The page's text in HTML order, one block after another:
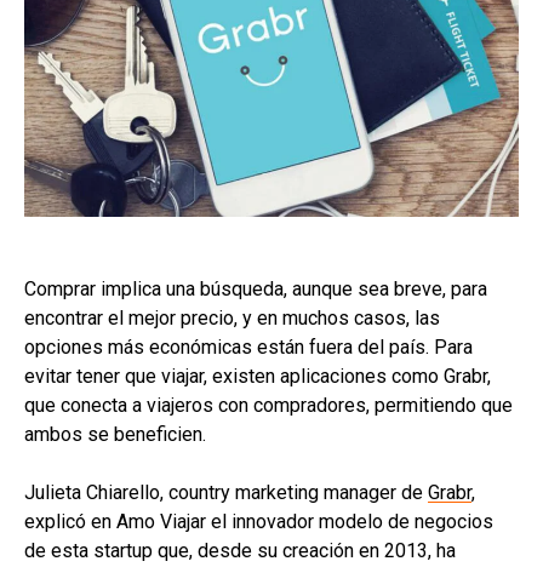
Comprar implica una búsqueda, aunque sea breve, para
encontrar el mejor precio, y en muchos casos, las
opciones más económicas están fuera del país. Para
evitar tener que viajar, existen aplicaciones como Grabr,
que conecta a viajeros con compradores, permitiendo que
ambos se beneficien.
Julieta Chiarello, country marketing manager de Grabr,
explicó en Amo Viajar el innovador modelo de negocios
de esta startup que, desde su creación en 2013, ha